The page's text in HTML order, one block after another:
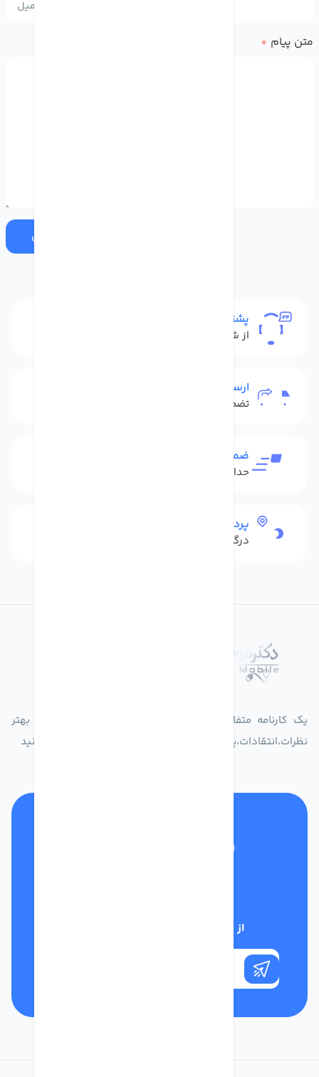
متن پیام *
ارسال
پشتیبانی
از شنبه تا پنج شنبه
ارسال به سراسر کشور
تضمین بهترین قیمت
ضمانت بازگشت کالا
حداکثر 48 ساعت بعداز تحویل
پرداخت امن
درگاه بانکی شاپرک
یک کارنامه متفاوت از زندگیت ثبت کن برای ارایه خدمات بهتر
نظرات،انتقادات،پیشنهاداتتان را به سامانه 30004719 ارسال کنید
از تخفیف‌های فروشگاه با خبر شوید